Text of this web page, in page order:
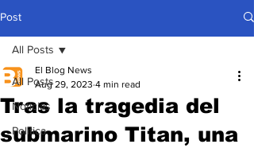
Post
All Posts
Noticias
Politica
All Posts
Tras la tragedia del
submarino Titan, una
El Blog News
Aug 29, 2023 4 min read